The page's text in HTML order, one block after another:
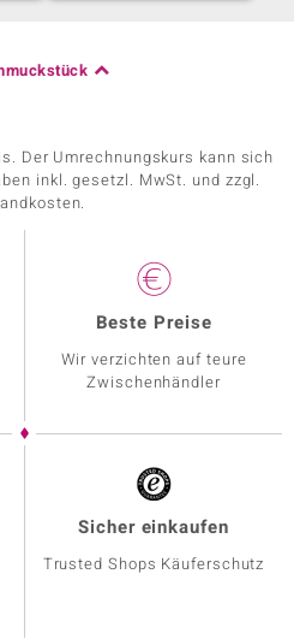
Der Umrechnungskurs kann sich
inkl. gesetzl. MwSt. und zzgl.
Beste Preise
Wir verzichten auf teure
Zwischenhändler
Sicher einkaufen
Trusted Shops Käuferschutz